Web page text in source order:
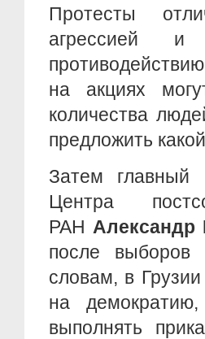
Протесты
агрессией и
на акциях
количества
предложить
Затем главный
Центра
РАН
после выборов
словам, в
на
выполнять